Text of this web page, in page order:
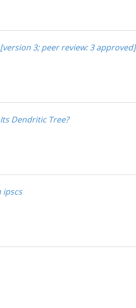
3; peer review: 3 approved]
Dendritic Tree?
ipscs